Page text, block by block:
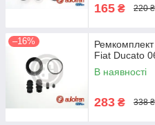
165 ₴ 220 ₴
–16%
Fiat Ducato
В наявності
283 ₴ 338 ₴